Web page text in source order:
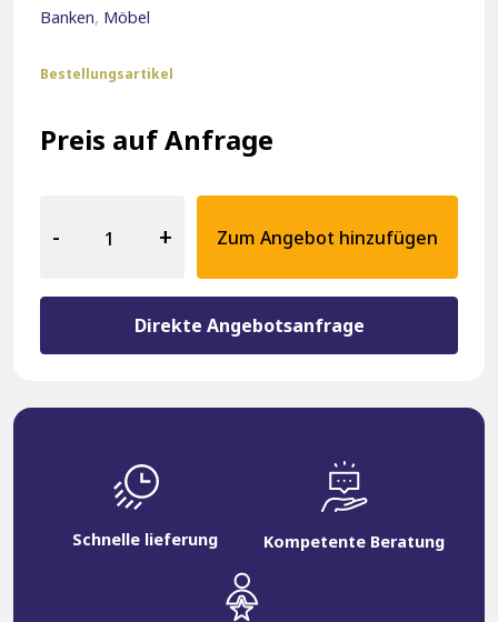
Preis auf Anfrage
Bestellungsartikel
-
Bank
+ Zum Angebot hinzufügen
Direkte Angebotsanfrage
Banken, Möbel
Schnelle lieferung Kompetente Beratung